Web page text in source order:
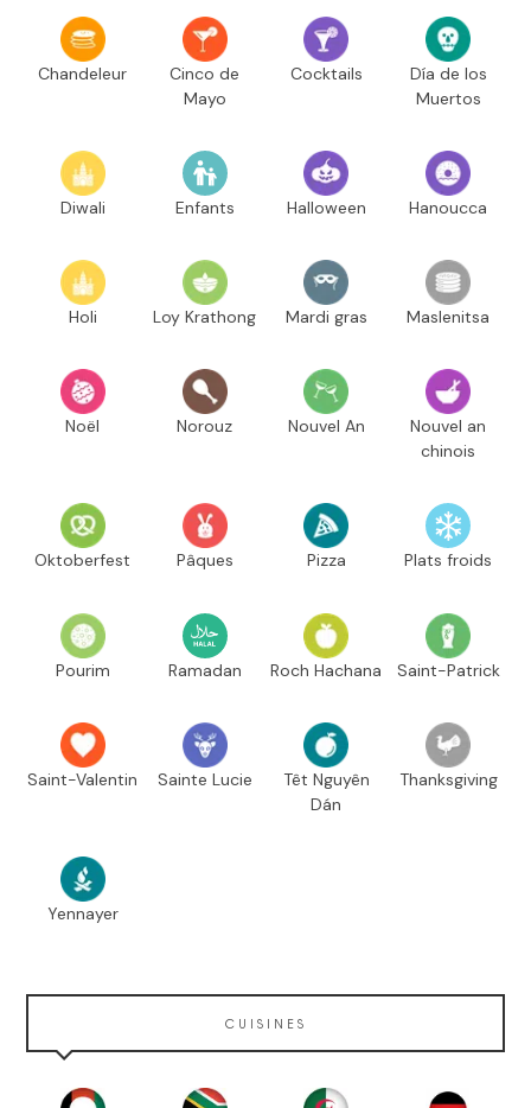
Chandeleur
Cinco de
Mayo
Cocktails
Día de los
Muertos
Diwali Enfants Halloween Hanoucca
Holi Loy Krathong Mardi gras Maslenitsa
Noël Norouz Nouvel An
Nouvel an
chinois
Oktoberfest Pâques Pizza Plats froids
Pourim Ramadan Roch Hachana Saint-Patrick
Saint-Valentin Sainte Lucie
Têt Nguyên
Dán
Thanksgiving
Yennayer
CUISINES